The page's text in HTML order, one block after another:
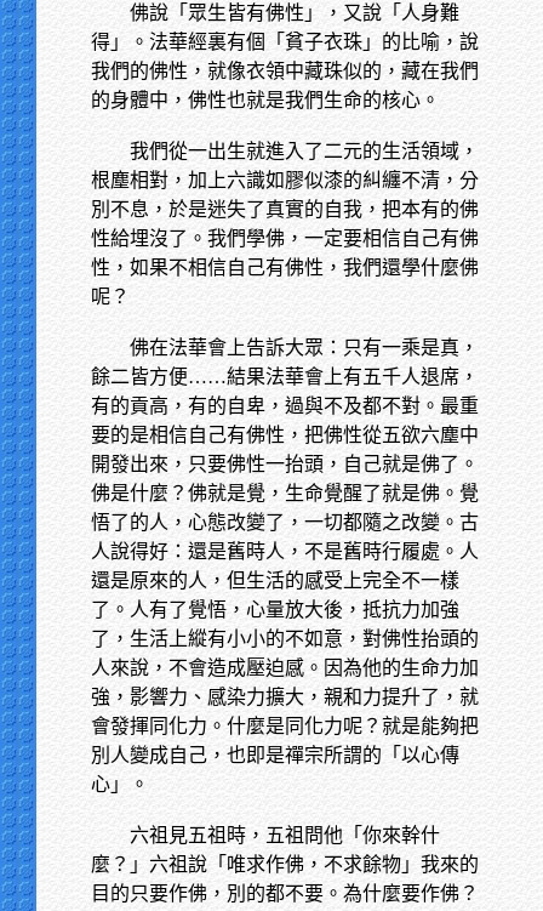
佛說「眾生皆有佛性」，又說「人身難
得」。法華經裏有個「貧子衣珠」的比喻，說
我們的佛性，就像衣領中藏珠似的，藏在我們
的身體中，佛性也就是我們生命的核心。
我們從一出生就進入了二元的生活領域，
根塵相對，加上六識如膠似漆的糾纏不清，分
別不息，於是迷失了真實的自我，把本有的佛
性給埋沒了。我們學佛，一定要相信自己有佛
性，如果不相信自己有佛性，我們還學什麼佛
呢？
佛在法華會上告訴大眾：只有一乘是真，
餘二皆方便……結果法華會上有五千人退席，
有的貢高，有的自卑，過與不及都不對。最重
要的是相信自己有佛性，把佛性從五欲六塵中
開發出來，只要佛性一抬頭，自己就是佛了。
佛是什麼？佛就是覺，生命覺醒了就是佛。覺
悟了的人，心態改變了，一切都隨之改變。古
人說得好：還是舊時人，不是舊時行履處。人
還是原來的人，但生活的感受上完全不一樣
了。人有了覺悟，心量放大後，抵抗力加強
了，生活上縱有小小的不如意，對佛性抬頭的
人來說，不會造成壓迫感。因為他的生命力加
強，影響力、感染力擴大，親和力提升了，就
會發揮同化力。什麼是同化力呢？就是能夠把
別人變成自己，也即是禪宗所謂的「以心傳
心」。
六祖見五祖時，五祖問他「你來幹什
麼？」六祖說「唯求作佛，不求餘物」我來的
目的只要作佛，別的都不要。為什麼要作佛？